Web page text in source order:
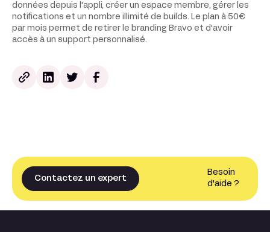
données depuis l'appli, créer un espace membre, gérer les
notifications et un nombre illimité de builds. Le plan à 50€
par mois permet de retirer le branding Bravo et d'avoir
accès à un support personnalisé.
Besoin
d'aide ?
Contactez un expert